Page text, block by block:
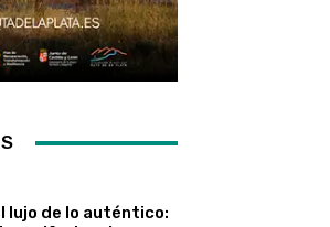
lujo de lo auténtico: